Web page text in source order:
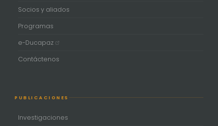
Socios y aliados
Programas
e-Ducapaz
Contáctenos
PUBLICACIONES
Investigaciones